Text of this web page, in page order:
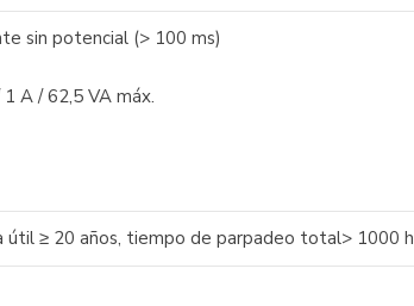
sin potencial (> 100 ms)
A / 62,5 VA máx.
útil ≥ 20 años, tiempo de parpadeo total> 1000 h